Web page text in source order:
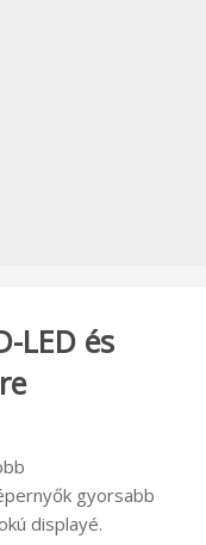
LED és
gyorsabb
displayé.